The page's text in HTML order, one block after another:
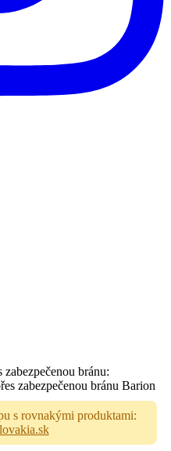
bránu:
s rovnakými produktami: